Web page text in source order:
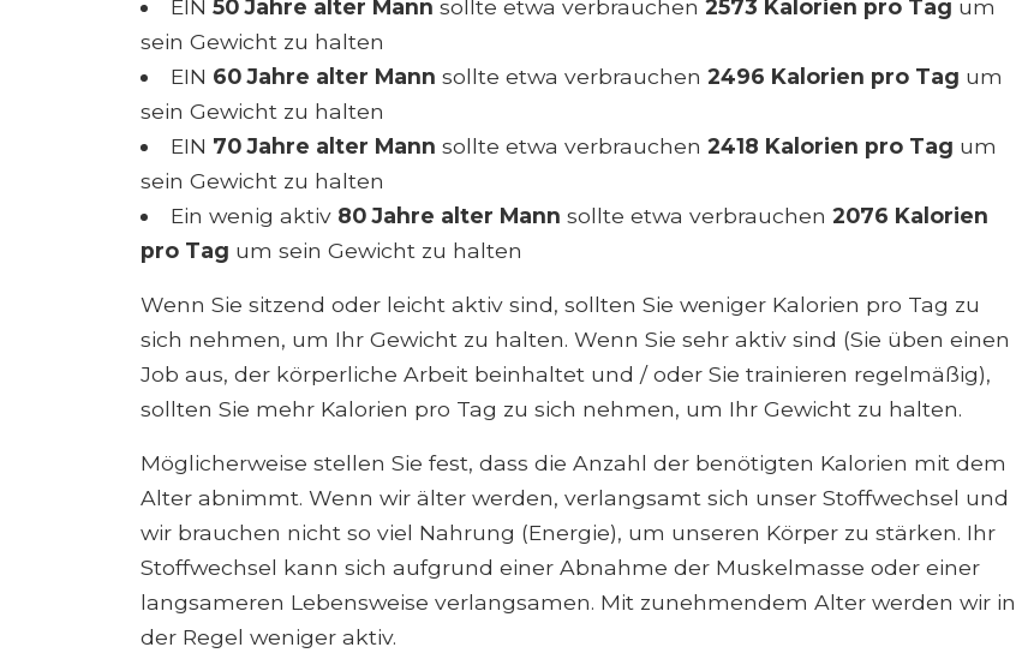
EIN 50 Jahre alter Mann sollte etwa verbrauchen 2573 Kalorien pro Tag um
sein Gewicht zu halten
EIN 60 Jahre alter Mann sollte etwa verbrauchen 2496 Kalorien pro Tag um
sein Gewicht zu halten
EIN 70 Jahre alter Mann sollte etwa verbrauchen 2418 Kalorien pro Tag um
sein Gewicht zu halten
Ein wenig aktiv 80 Jahre alter Mann sollte etwa verbrauchen 2076 Kalorien
pro Tag um sein Gewicht zu halten
Wenn Sie sitzend oder leicht aktiv sind, sollten Sie weniger Kalorien pro Tag zu
sich nehmen, um Ihr Gewicht zu halten. Wenn Sie sehr aktiv sind (Sie üben einen
Job aus, der körperliche Arbeit beinhaltet und / oder Sie trainieren regelmäßig),
sollten Sie mehr Kalorien pro Tag zu sich nehmen, um Ihr Gewicht zu halten.
Möglicherweise stellen Sie fest, dass die Anzahl der benötigten Kalorien mit dem
Alter abnimmt. Wenn wir älter werden, verlangsamt sich unser Stoffwechsel und
wir brauchen nicht so viel Nahrung (Energie), um unseren Körper zu stärken. Ihr
Stoffwechsel kann sich aufgrund einer Abnahme der Muskelmasse oder einer
langsameren Lebensweise verlangsamen. Mit zunehmendem Alter werden wir in
der Regel weniger aktiv.